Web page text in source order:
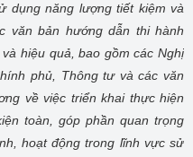
dụng năng lượng tiết kiệm và
văn bản hướng dẫn thi hành
hiệu quả, bao gồm các Nghị
phủ, Thông tư và các văn
về việc triển khai thực hiện
toàn, góp phần quan trọng
hoạt động trong lĩnh vực sử